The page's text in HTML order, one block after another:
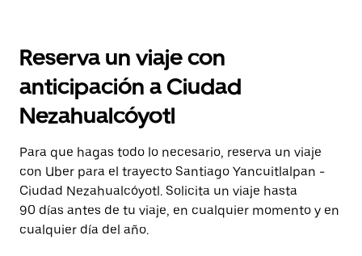
el
y
selecciona
una
Presiona
la
tecla Esc
para
cerrar
el
calendario.
Reserva un viaje con
anticipación a Ciudad
Nezahualcóyotl
Para que hagas todo lo necesario, reserva un viaje
con Uber para el trayecto Santiago Yancuitlalpan -
Ciudad Nezahualcóyotl. Solicita un viaje hasta
90 días antes de tu viaje, en cualquier momento y en
cualquier día del año.